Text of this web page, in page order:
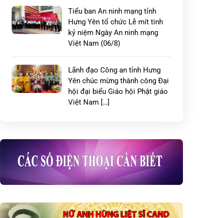
Tiểu ban An ninh mạng tỉnh
Hưng Yên tổ chức Lễ mít tinh
kỷ niệm Ngày An ninh mạng
Việt Nam (06/8)
Lãnh đạo Công an tỉnh Hưng
Yên chúc mừng thành công Đại
hội đại biểu Giáo hội Phật giáo
Việt Nam […]